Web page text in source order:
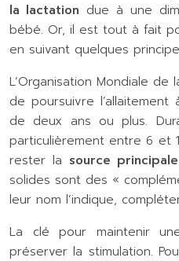
la lactation due à une
bébé. Or, il est tout à fait
en suivant quelques
L’Organisation Mondiale de
de poursuivre l’allaitement
de deux ans ou plus.
particulièrement entre 6 et
rester la source
solides sont des «
leur nom l’indique,
La clé pour maintenir
préserver la stimulation.